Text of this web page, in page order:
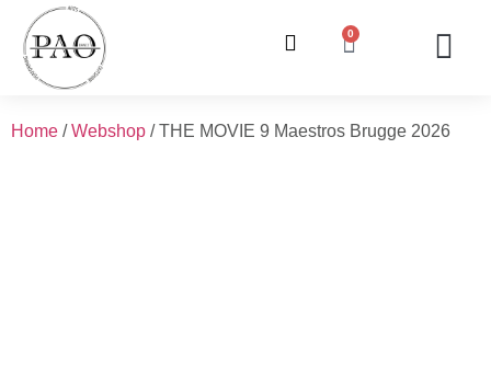
0
Home /Webshop / THE MOVIE 9 Maestros Brugge 2026